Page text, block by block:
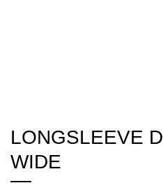
LONGSLEEVE
WIDE